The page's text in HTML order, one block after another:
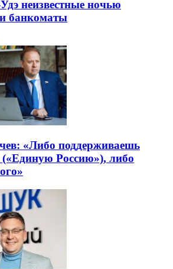
неизвестные ночью
банкоматы
«Либо поддерживаешь
Россию»), либо